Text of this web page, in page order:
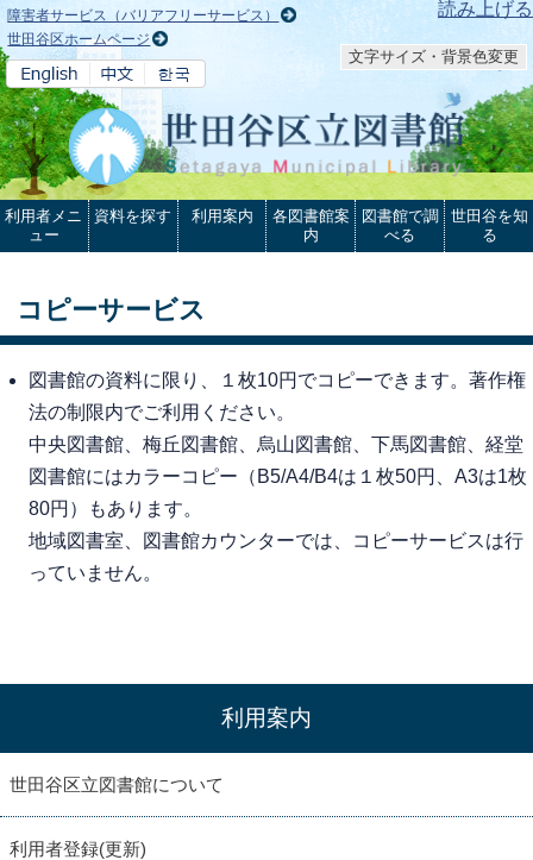
本文へ 読み上げる
障害者サービス（バリアフリーサービス）
世田谷区ホームページ
文字サイズ・背景色変更
利用者メニ
ュー
資料を探す 利用案内
各図書館案
内
図書館で調
べる
世田谷を知
る
コピーサービス
図書館の資料に限り、１枚10円でコピーできます。著作権
法の制限内でご利用ください。
中央図書館、梅丘図書館、烏山図書館、下馬図書館、経堂
図書館にはカラーコピー（B5/A4/B4は１枚50円、A3は1枚
80円）もあります。
地域図書室、図書館カウンターでは、コピーサービスは行
っていません。
利用案内
世田谷区立図書館について
利用者登録(更新)